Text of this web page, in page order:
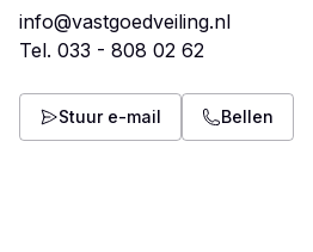
info@vastgoedveiling.nl
Tel. 033 - 808 02 62
Stuur e-mail Bellen